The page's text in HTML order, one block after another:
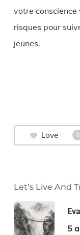
votre
risques pour
jeunes.
Love 0
Let’s Live And
5